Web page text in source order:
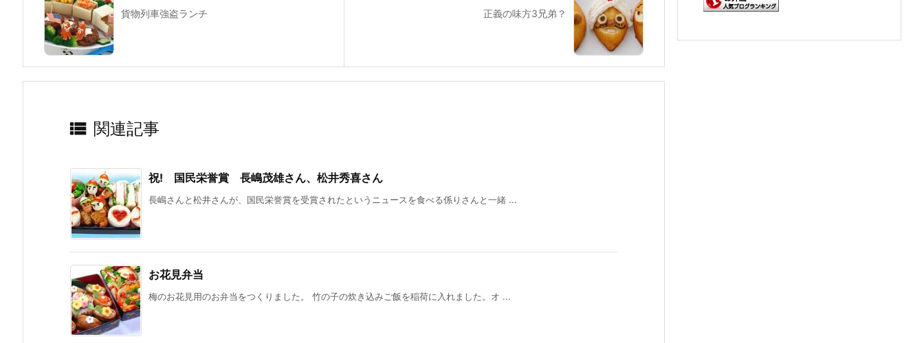
正義の味方3兄弟？
貨物列車強盗ランチ
 関連記事
祝! 国民栄誉賞 長嶋茂雄さん、松井秀喜さん
長嶋さんと松井さんが、国民栄誉賞を受賞されたというニュースを食べる係りさんと一緒 ...
お花見弁当
梅のお花見用のお弁当をつくりました。 竹の子の炊き込みご飯を稲荷に入れました。オ ...